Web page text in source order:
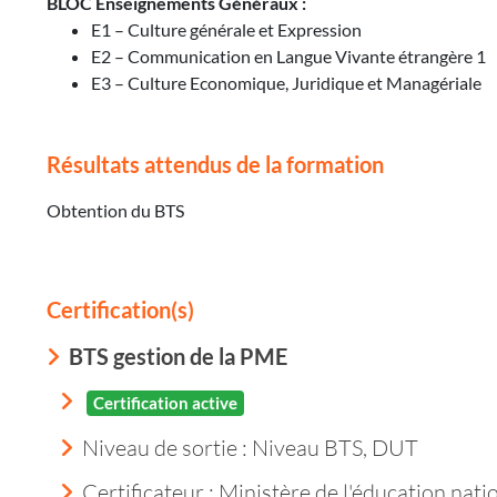
E1 – Culture générale et Expression
E2 – Communication en Langue Vivante étrangère 1
E3 – Culture Economique, Juridique et Managériale
Résultats attendus de la formation
Obtention du BTS
Certification(s)
BTS gestion de la PME
Certification active
Niveau de sortie : Niveau BTS, DUT
Certificateur : Ministère de l'éducation